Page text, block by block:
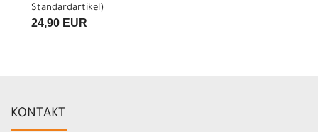
Standardartikel)
24,90 EUR
KONTAKT